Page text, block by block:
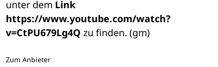
unter dem Link
https://www.youtube.com/watch?
v=CtPU679Lg4Q zu finden. (gm)
Zum Anbieter